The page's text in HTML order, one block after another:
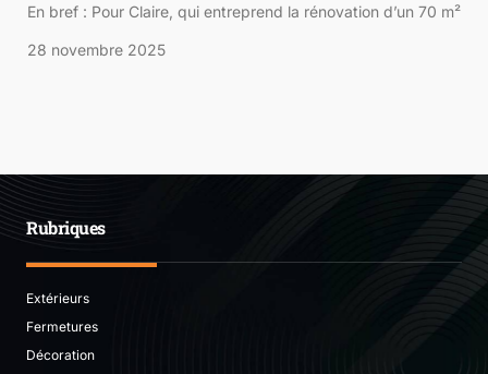
En bref : Pour Claire, qui entreprend la rénovation d’un 70 m²
28 novembre 2025
Rubriques
Extérieurs
Fermetures
Décoration